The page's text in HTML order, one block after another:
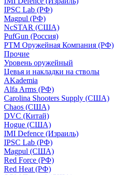
IPSC Lab (РФ)
Magpul (РФ)
NcSTAR (США)
PufGun (Россия)
РТМ Оружейная Компания (РФ)
Прочие
Уровень оружейный
Цевья и накладки на стволы
AKademia
Alfa Arms (РФ)
Carolina Shooters Supply (США)
Chaos (США)
DVC (Китай)
Hogue (США)
IMI Defence (Израиль)
IPSC Lab (РФ)
Magpul (США)
Red Force (РФ)
Red Heat (РФ)